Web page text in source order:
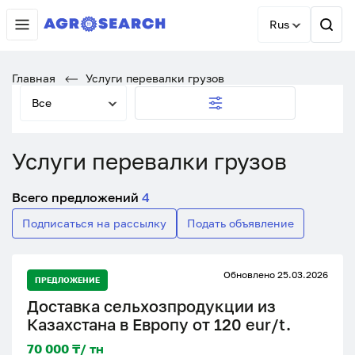
Rus
Главная
Услуги перевалки грузов
Все
Услуги перевалки грузов
Всего предложений 4
Подписаться на рассылку Подать объявление
ПРЕДЛОЖЕНИЕ Обновлено 25.03.2026
Доставка сельхозпродукции из
Казахстана в Европу от 120 eur/t.
70 000 ₸/ тн